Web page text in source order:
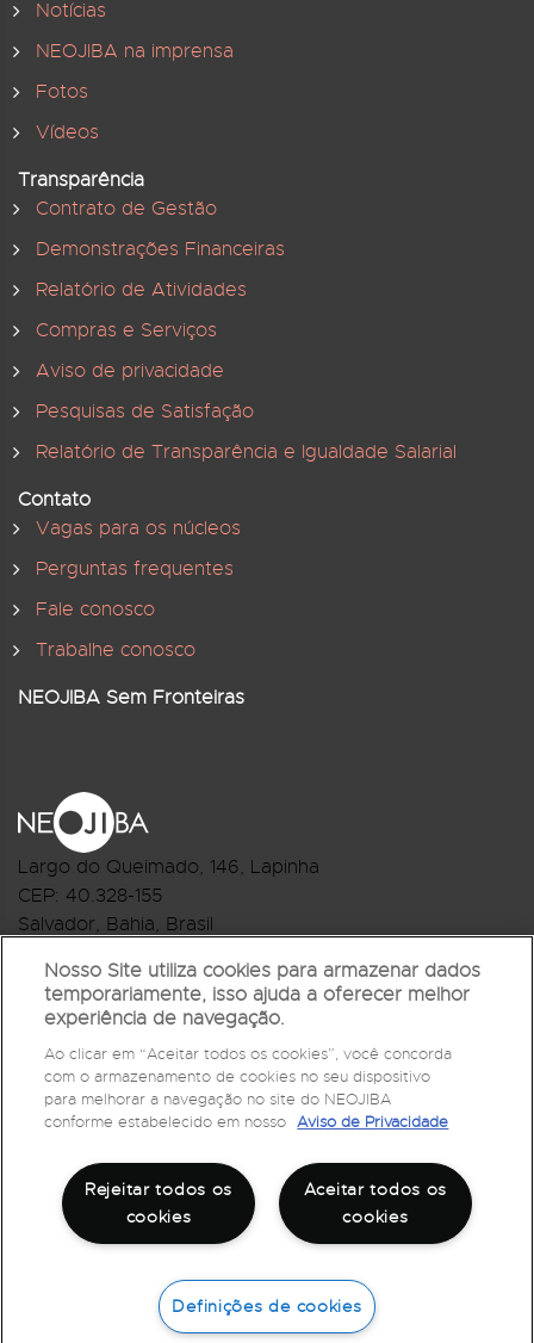
Notícias
NEOJIBA na imprensa
Fotos
Vídeos
Transparência
Contrato de Gestão
Demonstrações Financeiras
Relatório de Atividades
Compras e Serviços
Aviso de privacidade
Pesquisas de Satisfação
Relatório de Transparência e Igualdade Salarial
Contato
Vagas para os núcleos
Perguntas frequentes
Fale conosco
Trabalhe conosco
NEOJIBA Sem Fronteiras
Largo do Queimado, 146, Lapinha
CEP: 40.328-155
Salvador, Bahia, Brasil
R.Monte Castelo Nº 62, Bairro Barbalho
CEP: 40.301-210
Salvador, Bahia, Brasil
Telefone:(71) 3032-1073
2026Todos os direitos reservados
Nosso Site utiliza cookies para armazenar dados
temporariamente, isso ajuda a oferecer melhor
experiência de navegação.
Ao clicar em “Aceitar todos os cookies”, você concorda
com o armazenamento de cookies no seu dispositivo
para melhorar a navegação no site do NEOJIBA
conforme estabelecido em nosso Aviso de Privacidade
Aceitar todos os
cookies
Rejeitar todos os
cookies
Definições de cookies